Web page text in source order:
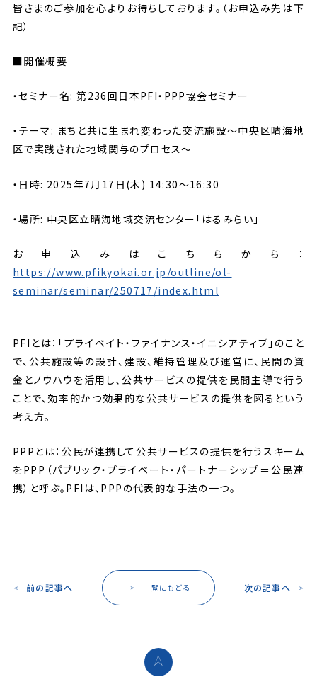
皆さまのご参加を心よりお待ちしております。（お申込み先は下
記）
■開催概要
・セミナー名: 第236回日本PFI・PPP協会セミナー
・テーマ: まちと共に生まれ変わった交流施設～中央区晴海地
区で実践された地域関与のプロセス～
・日時: 2025年7月17日(木) 14:30～16:30
・場所: 中央区立晴海地域交流センター「はるみらい」
お申込みはこちらから：
https://www.pfikyokai.or.jp/outline/ol-
seminar/seminar/250717/index.html
PFIとは：「プライベイト・ファイナンス・イニシアティブ」のこと
で、公共施設等の設計、建設、維持管理及び運営に、民間の資
金とノウハウを活用し、公共サービスの提供を民間主導で行う
ことで、効率的かつ効果的な公共サービスの提供を図るという
考え方。
PPPとは：公民が連携して公共サービスの提供を行うスキーム
をPPP（パブリック・プライベート・パートナーシップ＝公民連
携）と呼ぶ。PFIは、PPPの代表的な手法の一つ。
前の記事へ 一覧にもどる 次の記事へ